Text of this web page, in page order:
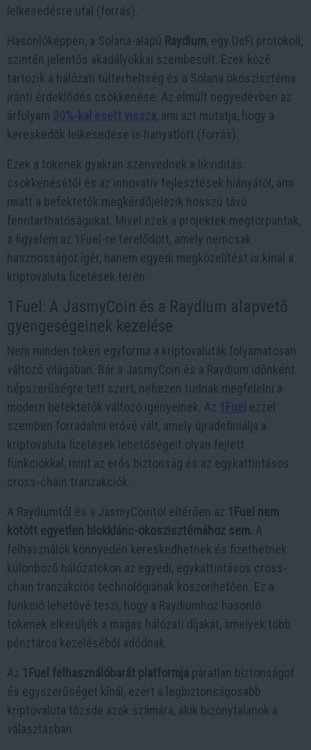
lelkesedésre utal (forrás).
Hasonlóképpen, a Solana-alapú Raydium, egy DeFi protokoll,
szintén jelentős akadályokkal szembesült. Ezek közé
tartozik a hálózati túlterheltség és a Solana ökoszisztéma
iránti érdeklődés csökkenése. Az elmúlt negyedévben az
árfolyam 30%-kal esett vissza, ami azt mutatja, hogy a
kereskedők lelkesedése is hanyatlott (forrás).
Ezek a tokenek gyakran szenvednek a likviditás
csökkenésétől és az innovatív fejlesztések hiányától, ami
miatt a befektetők megkérdőjelezik hosszú távú
fenntarthatóságukat. Mivel ezek a projektek megtorpantak,
a figyelem az 1Fuel-re terelődött, amely nemcsak
hasznosságot ígér, hanem egyedi megközelítést is kínál a
kriptovaluta fizetések terén.
1Fuel: A JasmyCoin és a Raydium alapvető
gyengeségeinek kezelése
Nem minden token egyforma a kriptovaluták folyamatosan
változó világában. Bár a JasmyCoin és a Raydium időnként
népszerűségre tett szert, nehezen tudnak megfelelni a
modern befektetők változó igényeinek. Az 1Fuel ezzel
szemben forradalmi erővé vált, amely újradefiniálja a
kriptovaluta fizetések lehetőségeit olyan fejlett
funkciókkal, mint az erős biztonság és az egykattintásos
cross-chain tranzakciók.
A Raydiumtól és a JasmyCointól eltérően az 1Fuel nem
kötött egyetlen blokklánc-ökoszisztémához sem. A
felhasználók könnyedén kereskedhetnek és fizethetnek
különböző hálózatokon az egyedi, egykattintásos cross-
chain tranzakciós technológiának köszönhetően. Ez a
funkció lehetővé teszi, hogy a Raydiumhoz hasonló
tokenek elkerüljék a magas hálózati díjakat, amelyek több
pénztárca kezeléséből adódnak.
Az 1Fuel felhasználóbarát platformja páratlan biztonságot
és egyszerűséget kínál, ezért a legbiztonságosabb
kriptovaluta tőzsde azok számára, akik bizonytalanok a
választásban.